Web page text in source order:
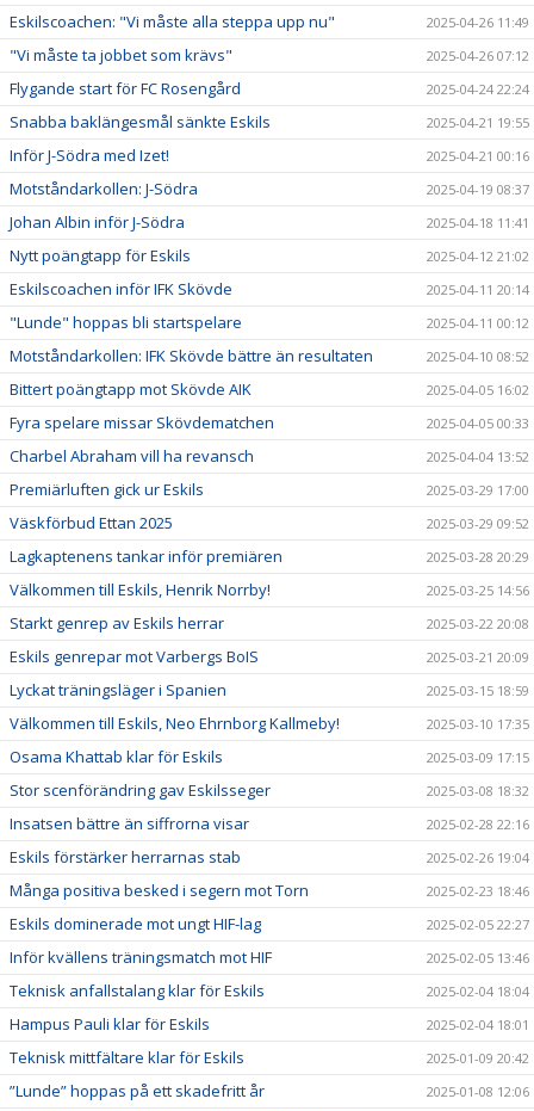
Eskilscoachen: "Vi måste alla steppa upp nu" 2025-04-26 11:49
"Vi måste ta jobbet som krävs" 2025-04-26 07:12
Flygande start för FC Rosengård 2025-04-24 22:24
Snabba baklängesmål sänkte Eskils 2025-04-21 19:55
Inför J-Södra med Izet! 2025-04-21 00:16
Motståndarkollen: J-Södra 2025-04-19 08:37
Johan Albin inför J-Södra 2025-04-18 11:41
Nytt poängtapp för Eskils 2025-04-12 21:02
Eskilscoachen inför IFK Skövde 2025-04-11 20:14
"Lunde" hoppas bli startspelare 2025-04-11 00:12
Motståndarkollen: IFK Skövde bättre än resultaten 2025-04-10 08:52
Bittert poängtapp mot Skövde AIK 2025-04-05 16:02
Fyra spelare missar Skövdematchen 2025-04-05 00:33
Charbel Abraham vill ha revansch 2025-04-04 13:52
Premiärluften gick ur Eskils 2025-03-29 17:00
Väskförbud Ettan 2025 2025-03-29 09:52
Lagkaptenens tankar inför premiären 2025-03-28 20:29
Välkommen till Eskils, Henrik Norrby! 2025-03-25 14:56
Starkt genrep av Eskils herrar 2025-03-22 20:08
Eskils genrepar mot Varbergs BoIS 2025-03-21 20:09
Lyckat träningsläger i Spanien 2025-03-15 18:59
Välkommen till Eskils, Neo Ehrnborg Kallmeby! 2025-03-10 17:35
Osama Khattab klar för Eskils 2025-03-09 17:15
Stor scenförändring gav Eskilsseger 2025-03-08 18:32
Insatsen bättre än siffrorna visar 2025-02-28 22:16
Eskils förstärker herrarnas stab 2025-02-26 19:04
Många positiva besked i segern mot Torn 2025-02-23 18:46
Eskils dominerade mot ungt HIF-lag 2025-02-05 22:27
Inför kvällens träningsmatch mot HIF 2025-02-05 13:46
Teknisk anfallstalang klar för Eskils 2025-02-04 18:04
Hampus Pauli klar för Eskils 2025-02-04 18:01
Teknisk mittfältare klar för Eskils 2025-01-09 20:42
”Lunde” hoppas på ett skadefritt år 2025-01-08 12:06